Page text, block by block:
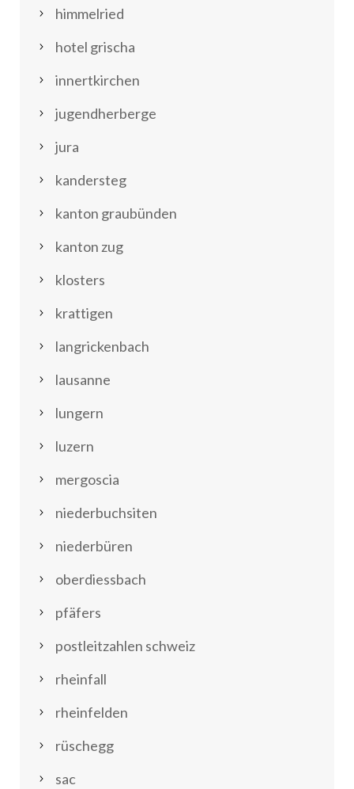
himmelried
hotel grischa
innertkirchen
jugendherberge
jura
kandersteg
kanton graubünden
kanton zug
klosters
krattigen
langrickenbach
lausanne
lungern
luzern
mergoscia
niederbuchsiten
niederbüren
oberdiessbach
pfäfers
postleitzahlen schweiz
rheinfall
rheinfelden
rüschegg
sac